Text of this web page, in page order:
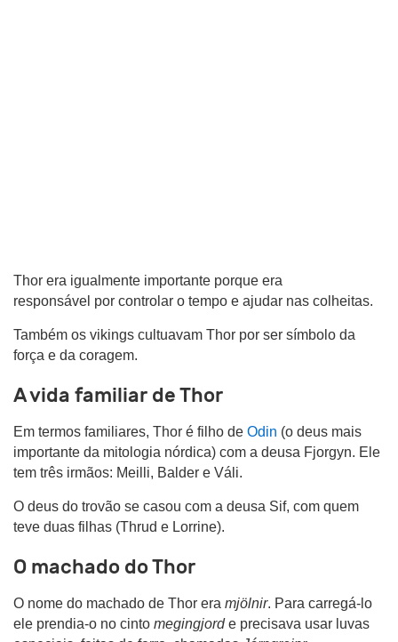
Thor era igualmente importante porque era
responsável por controlar o tempo e ajudar nas colheitas.
Também os vikings cultuavam Thor por ser símbolo da
força e da coragem.
A vida familiar de Thor
Em termos familiares, Thor é filho de Odin (o deus mais
importante da mitologia nórdica) com a deusa Fjorgyn. Ele
tem três irmãos: Meilli, Balder e Váli.
O deus do trovão se casou com a deusa Sif, com quem
teve duas filhas (Thrud e Lorrine).
O machado do Thor
O nome do machado de Thor era mjölnir. Para carregá-lo
ele prendia-o no cinto megingjorde precisava usar luvas